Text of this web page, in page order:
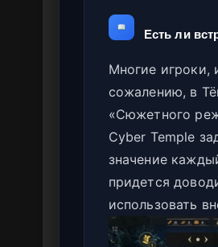
Есть ли
Многие игроки,
сожалению, в
«Сюжетного
Cyber Temple
значение
придется
использовать